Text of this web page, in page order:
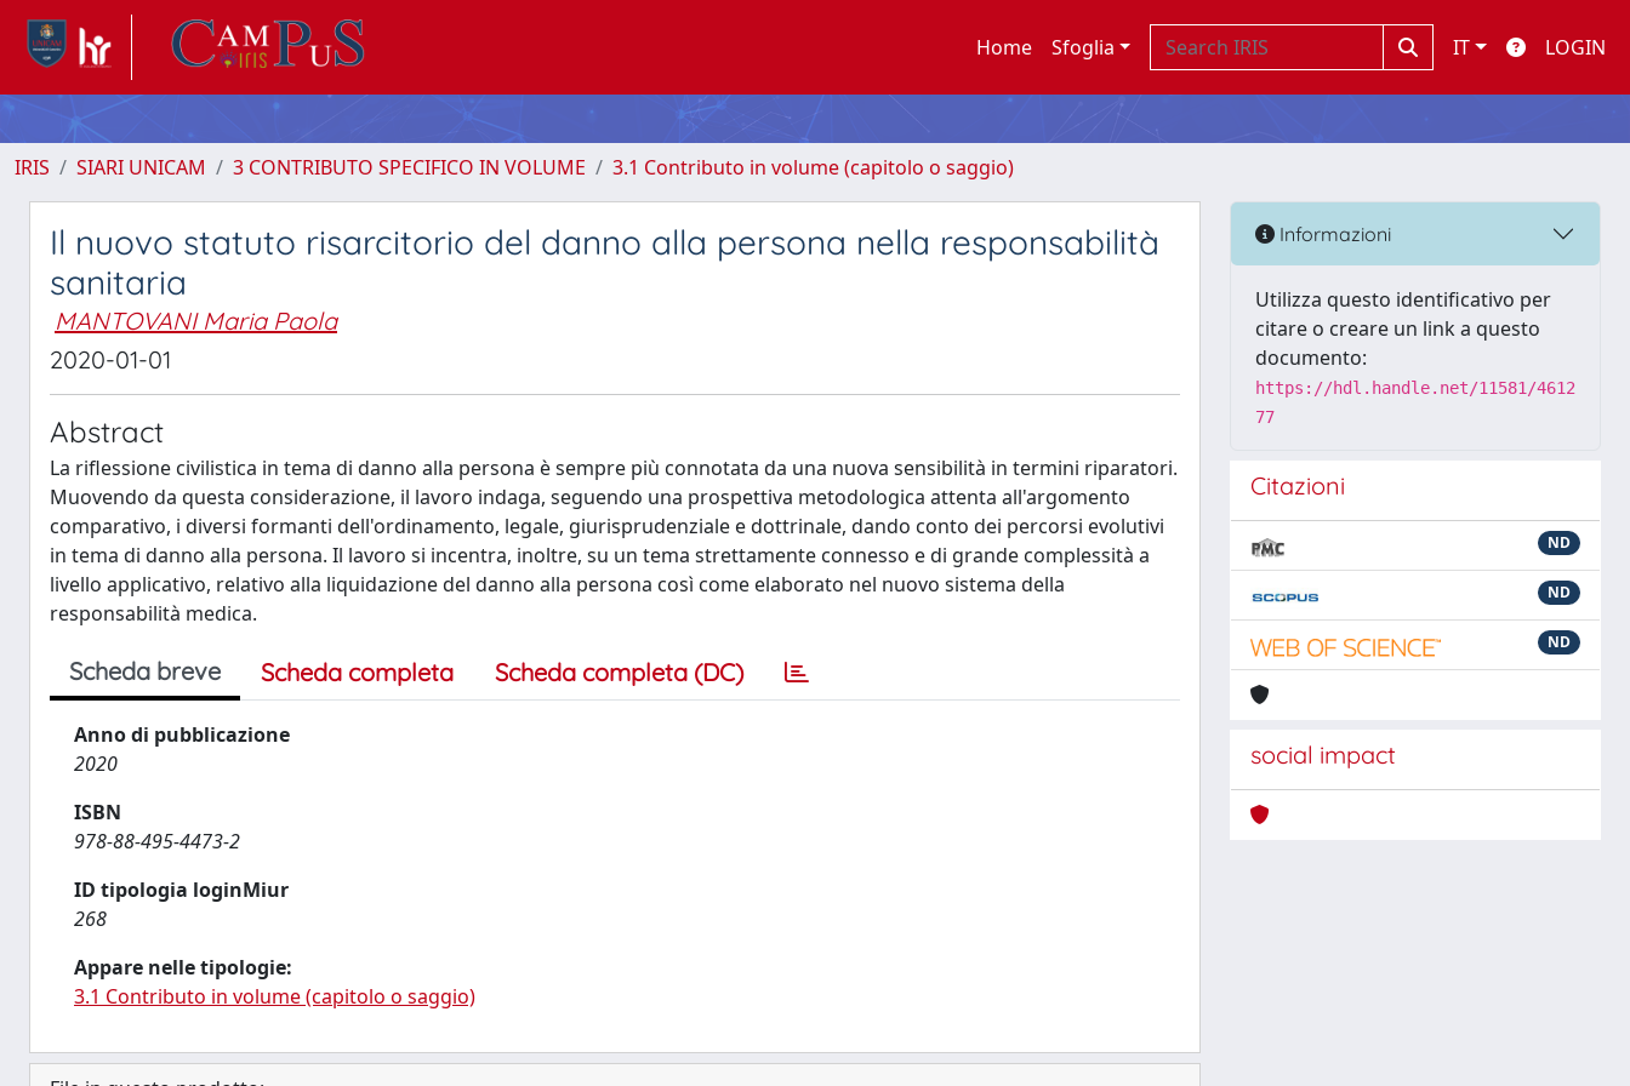
Home Sfoglia IT LOGIN
IRIS SIARI UNICAM 3 CONTRIBUTO SPECIFICO IN VOLUME 3.1 Contributo in volume (capitolo o saggio)
Il nuovo statuto risarcitorio del danno alla persona nella responsabilità
sanitaria
MANTOVANI Maria Paola
2020-01-01
Abstract
La riflessione civilistica in tema di danno alla persona è sempre più connotata da una nuova sensibilità in termini riparatori.
Muovendo da questa considerazione, il lavoro indaga, seguendo una prospettiva metodologica attenta all'argomento
comparativo, i diversi formanti dell'ordinamento, legale, giurisprudenziale e dottrinale, dando conto dei percorsi evolutivi
in tema di danno alla persona. Il lavoro si incentra, inoltre, su un tema strettamente connesso e di grande complessità a
livello applicativo, relativo alla liquidazione del danno alla persona così come elaborato nel nuovo sistema della
responsabilità medica.
Scheda breve Scheda completa Scheda completa (DC)
Anno di pubblicazione
2020
ISBN
978-88-495-4473-2
ID tipologia loginMiur
268
Appare nelle tipologie:
3.1 Contributo in volume (capitolo o saggio)
Informazioni
Utilizza questo identificativo per
citare o creare un link a questo
documento:
https://hdl.handle.net/11581/4612
77
Citazioni
ND
ND
ND
social impact